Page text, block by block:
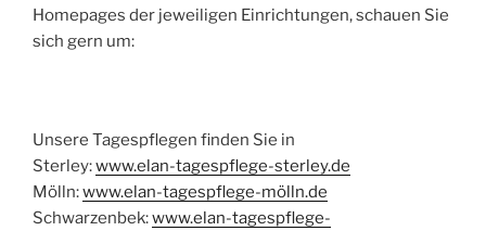
Homepages der jeweiligen Einrichtungen, schauen Sie
sich gern um:
Unsere Tagespflegen finden Sie in
Sterley:www.elan-tagespflege-sterley.de
Mölln:www.elan-tagespflege-mölln.de
Schwarzenbek:www.elan-tagespflege-